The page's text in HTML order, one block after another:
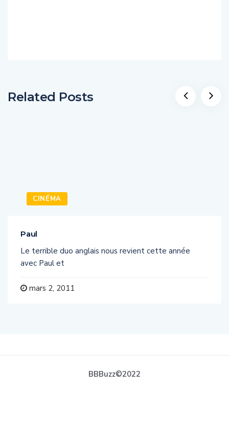
Related Posts
CINÉMA
Paul
Le terrible duo anglais nous revient cette année
avec Paul et
mars 2, 2011
BBBuzz©2022